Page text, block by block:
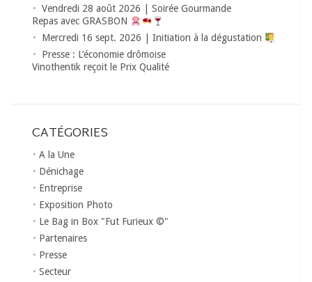
Vendredi 28 août 2026 | Soirée Gourmande
Repas avec GRASBON
Mercredi 16 sept. 2026 | Initiation à la dégustation
Presse : L’économie drômoise
Vinothentik reçoit le Prix Qualité
CATÉGORIES
A la Une
Dénichage
Entreprise
Exposition Photo
Le Bag in Box "Fut Furieux ©"
Partenaires
Presse
Secteur